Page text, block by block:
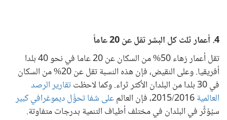
4. أعمار ثلث كل البشر تقل عن 20 عاماً
تقل أعمار زهاء 50% من السكان عن 20 عاما في نحو 40 بلدا
أفريقيا. وعلى النقيض، فإن هذه النسبة تقل عن 20% من السكان
في 30 بلدا من البلدان الأكثر ثراء. وكما لاحظت
تقارير الرصد
العالمية
على شفا تحوُّل ديموغرافي كبير
سيُؤثِّر في البلدان في مختلف أطياف التنمية بدرجات متفاوتة.